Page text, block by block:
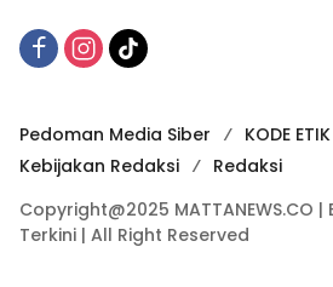
Pedoman Media Siber
KODE
Kebijakan Redaksi
Redaksi
Copyright@2025 MATTANEWS.CO
Terkini | All Right Reserved